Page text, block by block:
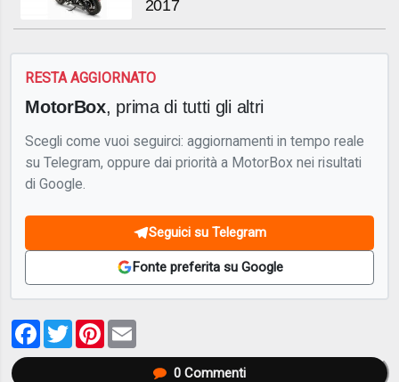
2017
RESTA AGGIORNATO
MotorBox, prima di tutti gli altri
Scegli come vuoi seguirci: aggiornamenti in tempo reale
su Telegram, oppure dai priorità a MotorBox nei risultati
di Google.
Seguici su Telegram
Fonte preferita su Google
Facebook
TwitterPinterest
0Commenti